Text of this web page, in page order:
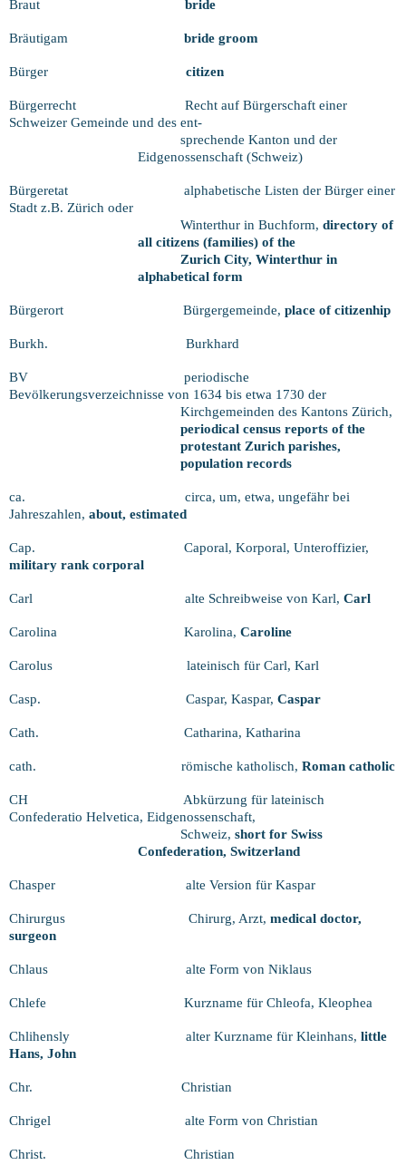
Braut bride
Bräutigam bride groom
Bürger citizen
Bürgerrecht
Recht auf Bürgerschaft einer
Schweizer Gemeinde und des ent-
sprechende Kanton und der
Eidgenossenschaft (Schweiz)
Bürgeretat
alphabetische Listen der Bürger einer
Stadt z.B. Zürich oder
Winterthur in Buchform, directory of
all citizens (families) of the
Zurich City, Winterthur in
alphabetical form
Bürgerort Bürgergemeinde, place of citizenhip
Burkh. Burkhard
BV
periodische
Bevölkerungsverzeichnisse von 1634 bis etwa 1730 der
Kirchgemeinden des Kantons Zürich,
periodical census reports of the
protestant Zurich parishes,
population records
ca.
circa, um, etwa, ungefähr bei
Jahreszahlen, about, estimated
Cap.
Caporal, Korporal, Unteroffizier,
military rank corporal
Carl alte Schreibweise von Karl, Carl
Carolina Karolina, Caroline
Carolus lateinisch für Carl, Karl
Casp. Caspar, Kaspar, Caspar
Cath. Catharina, Katharina
cath. römische katholisch, Roman catholic
CH
Abkürzung für lateinisch
Confederatio Helvetica, Eidgenossenschaft,
Schweiz, short for Swiss
Confederation, Switzerland
Chasper alte Version für Kaspar
Chirurgus Chirurg, Arzt, medical doctor,
surgeon
Chlaus alte Form von Niklaus
Chlefe Kurzname für Chleofa, Kleophea
Chlihensly alter Kurzname für Kleinhans, little
Hans, John
Chr. Christian
Chrigel alte Form von Christian
Christ. Christian